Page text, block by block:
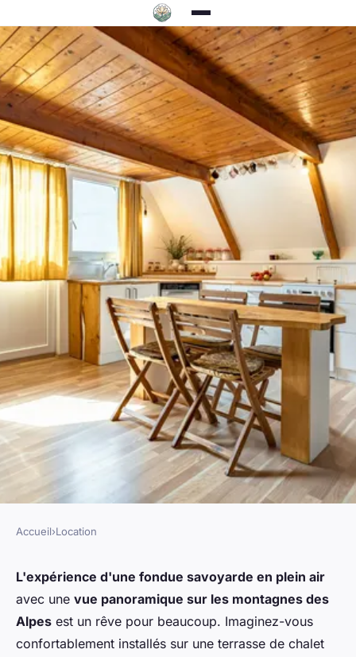
Est-il possible de trouver un
chalet dans les Alpes offrant
une expérience de fondue en
Accueil›Location
L'expérience d'une fondue savoyarde en plein air
avec une vue panoramique sur les montagnes des
Alpes est un rêve pour beaucoup. Imaginez-vous
confortablement installés sur une terrasse de chalet